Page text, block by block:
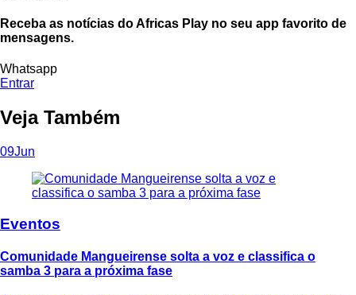
Receba as notícias do Africas Play no seu app favorito de
mensagens.
Whatsapp
Entrar
Veja Também
09Jun
Eventos
Comunidade Mangueirense solta a voz e classifica o
samba 3 para a próxima fase